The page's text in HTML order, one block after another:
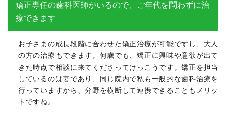
矯正専任の歯科医師がいるので、ご年代を問わずに治
療できます
お子さまの成長段階に合わせた矯正治療が可能ですし、大人
の方の治療もできます。何歳でも、矯正に興味や意欲が出て
きた時点で相談に来てくださってけっこうです。矯正を担当
しているのは妻であり、同じ院内で私も一般的な歯科治療を
行っていますから、分野を横断して連携できることもメリッ
トですね。